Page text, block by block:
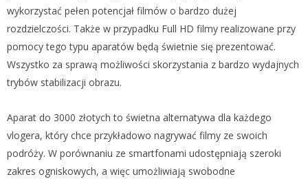
wykorzystać pełen potencjał filmów o bardzo dużej
rozdzielczości. Także w przypadku Full HD filmy realizowane przy
pomocy tego typu aparatów będą świetnie się prezentować.
Wszystko za sprawą możliwości skorzystania z bardzo wydajnych
trybów stabilizacji obrazu.
Aparat do 3000 złotych to świetna alternatywa dla każdego
vlogera, który chce przykładowo nagrywać filmy ze swoich
podróży. W porównaniu ze smartfonami udostępniają szeroki
zakres ogniskowych, a więc umożliwiają swobodne